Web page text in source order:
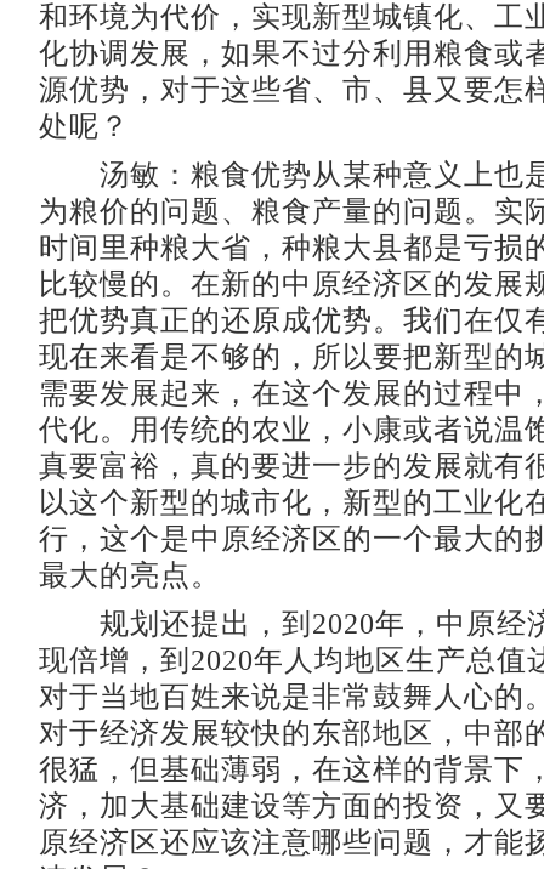
和环境为代价，实现新型城镇化、工
化协调发展，如果不过分利用粮食或
源优势，对于这些省、市、县又要怎
处呢？
汤敏：粮食优势从某种意义上也
为粮价的问题、粮食产量的问题。实
时间里种粮大省，种粮大县都是亏损
比较慢的。在新的中原经济区的发展
把优势真正的还原成优势。我们在仅
现在来看是不够的，所以要把新型的
需要发展起来，在这个发展的过程中
代化。用传统的农业，小康或者说温
真要富裕，真的要进一步的发展就有
以这个新型的城市化，新型的工业化
行，这个是中原经济区的一个最大的
最大的亮点。
规划还提出，到2020年，中原经
现倍增，到2020年人均地区生产总值
对于当地百姓来说是非常鼓舞人心的
对于经济发展较快的东部地区，中部
很猛，但基础薄弱，在这样的背景下
济，加大基础建设等方面的投资，又
原经济区还应该注意哪些问题，才能